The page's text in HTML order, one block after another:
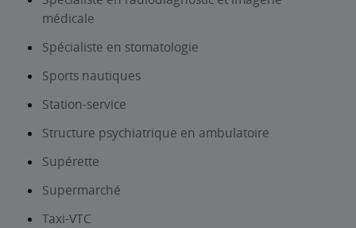
médicale
Spécialiste en stomatologie
Sports nautiques
Station-service
Structure psychiatrique en ambulatoire
Supérette
Supermarché
Taxi-VTC